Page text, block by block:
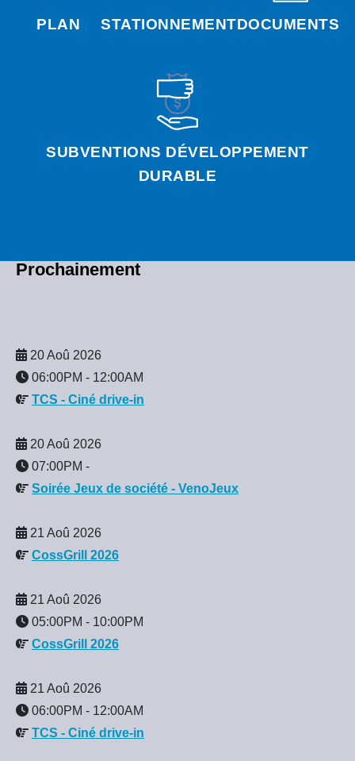
PLAN STATIONNEMENTDOCUMENTS
SUBVENTIONS DÉVELOPPEMENT
DURABLE
Prochainement
20 Aoû 2026
06:00PM - 12:00AM
TCS - Ciné drive-in
20 Aoû 2026
07:00PM -
Soirée Jeux de société - VenoJeux
21 Aoû 2026
CossGrill 2026
21 Aoû 2026
05:00PM - 10:00PM
CossGrill 2026
21 Aoû 2026
06:00PM - 12:00AM
TCS - Ciné drive-in